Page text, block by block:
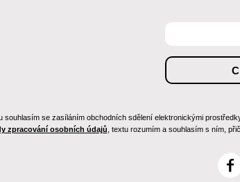
souhlasím se zasíláním obchodních sdělení elektronickými
zpracování osobních údajů , textu rozumím a souhlasím s ním,
F